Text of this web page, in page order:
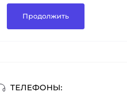
Продолжить
ТЕЛЕФОНЫ: